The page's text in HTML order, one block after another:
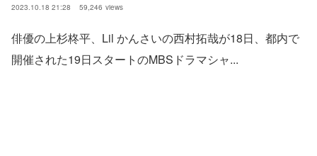
2023.10.18 21:28 59,246 views
俳優の上杉柊平、Lil かんさいの西村拓哉が18日、都内で
開催された19日スタートのMBSドラマシャ...